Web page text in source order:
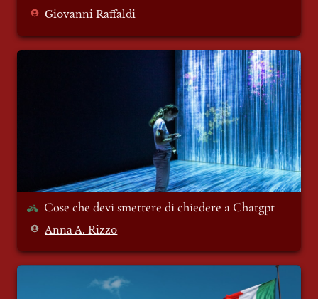
Giovanni Raffaldi
Cose che devi smettere di chiedere a
Cose che devi smettere di chiedere a Chatgpt
Anna A. Rizzo
Cristiano Lobbia: resistere contro un’Italia